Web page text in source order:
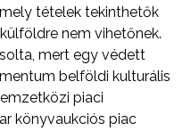
tételek tekinthetők
nem vihetőnek.
mert egy védett
belföldi kulturális
piaci
könyvaukciós piac